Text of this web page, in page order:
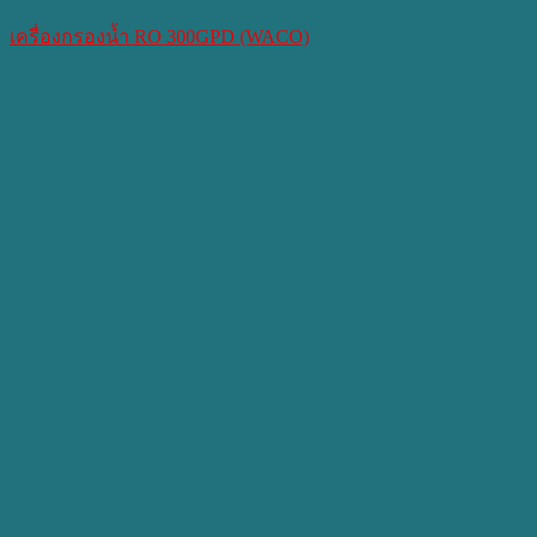
เครื่องกรองน้ำ RO 300GPD (WACO)